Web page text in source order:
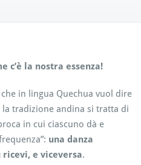
c’è la nostra essenza!
in lingua Quechua vuol dire
la tradizione andina si tratta di
in cui ciascuno dà e
una danza
e viceversa.